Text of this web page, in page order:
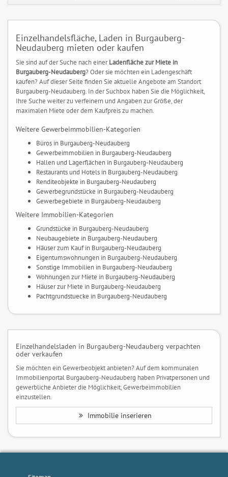
Einzelhandelsfläche, Laden in Burgauberg-
Neudauberg mieten oder kaufen
Sie sind auf der Suche nach einerLadenfläche zur Miete in
Burgauberg-Neudauberg? Oder sie möchten ein Ladengeschäft
kaufen? Auf dieser Seite finden Sie aktuelle Angebote am Standort
Burgauberg-Neudauberg. In der Suchbox haben Sie die Möglichkeit,
Ihre Suche weiter zu verfeinern und Angaben zur Größe, der
maximalen Miete oder dem Kaufpreis zu machen.
Weitere Gewerbeimmobilien-Kategorien
Büros in Burgauberg-Neudauberg
Gewerbeimmobilien in Burgauberg-Neudauberg
Hallen und Lagerflächen in Burgauberg-Neudauberg
Restaurants und Hotels in Burgauberg-Neudauberg
Renditeobjekte in Burgauberg-Neudauberg
Gewerbegrundstücke in Burgauberg-Neudauberg
Gewerbegebiete in Burgauberg-Neudauberg
Weitere Immobilien-Kategorien
Grundstücke in Burgauberg-Neudauberg
Neubaugebiete in Burgauberg-Neudauberg
Häuser zum Kauf in Burgauberg-Neudauberg
Eigentumswohnungen in Burgauberg-Neudauberg
Sonstige Immobilien in Burgauberg-Neudauberg
Wohnungen zur Miete in Burgauberg-Neudauberg
Häuser zur Miete in Burgauberg-Neudauberg
Pachtgrundstuecke in Burgauberg-Neudauberg
Einzelhandelsladen in Burgauberg-Neudauberg verpachten
oder verkaufen
Sie möchten ein Gewerbeobjekt anbieten? Auf dem kommunalen
Immobilienportal Burgauberg-Neudauberg haben Privatpersonen und
gewerbliche Anbieter die Möglichkeit, Gewerbeimmobilien
einzustellen.
Immobilie inserieren